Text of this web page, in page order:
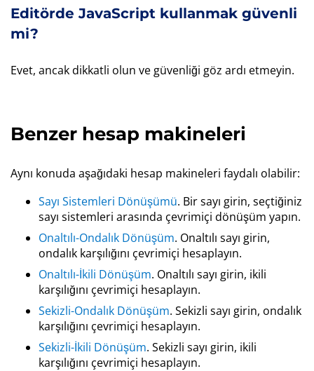
Editörde JavaScript kullanmak güvenli
mi?
Evet, ancak dikkatli olun ve güvenliği göz ardı etmeyin.
Benzer hesap makineleri
Aynı konuda aşağıdaki hesap makineleri faydalı olabilir:
Sayı Sistemleri Dönüşümü. Bir sayı girin, seçtiğiniz
sayı sistemleri arasında çevrimiçi dönüşüm yapın.
Onaltılı-Ondalık Dönüşüm. Onaltılı sayı girin,
ondalık karşılığını çevrimiçi hesaplayın.
Onaltılı-İkili Dönüşüm. Onaltılı sayı girin, ikili
karşılığını çevrimiçi hesaplayın.
Sekizli-Ondalık Dönüşüm. Sekizli sayı girin, ondalık
karşılığını çevrimiçi hesaplayın.
Sekizli-İkili Dönüşüm. Sekizli sayı girin, ikili
karşılığını çevrimiçi hesaplayın.